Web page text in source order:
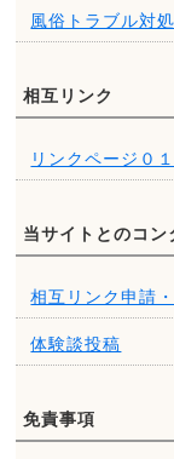
風俗トラブル対
相互リンク
リンクページ０１
当サイトとのコン
相互リンク申請
体験談投稿
免責事項